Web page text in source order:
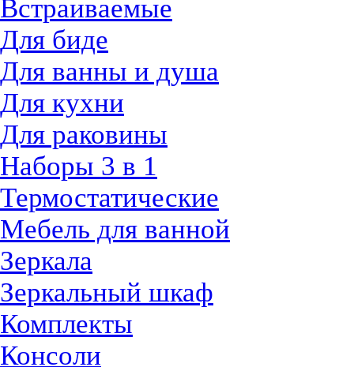
Встраиваемые
Для биде
Для ванны и душа
Для кухни
Для раковины
Наборы 3 в 1
Термостатические
Мебель для ванной
Зеркала
Зеркальный шкаф
Комплекты
Консоли